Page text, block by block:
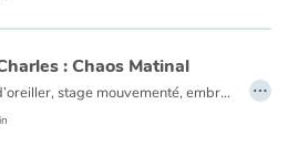
: Chaos Matinal
Entre panne d’oreiller, stage mouvementé, embrouilles Facebook, baby-sitting musclé, citronnade fraîche ou réveillon bouillant (entre autres…) : Marion est sur tous les fronts pour notre plus grand plaisir ! …